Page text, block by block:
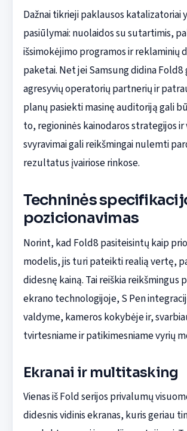
Dažnai tikrieji paklausos katalizatoriai
pasiūlymai: nuolaidos su sutartimis,
išsimokėjimo programos ir reklaminių
paketai. Net jei Samsung didina
agresyvių operatorių partnerių ir
planų pasiekti masinę auditoriją gali
to, regioninės kainodaros strategijos
svyravimai gali reikšmingai nulemti
rezultatus įvairiose rinkose.
Techninės
pozicionavimas
Norint, kad Fold8 pasiteisintų kaip
modelis, jis turi pateikti realią vertę,
didesnę kainą. Tai reiškia reikšmingus
ekrano technologijoje, S Pen
valdyme, kameros kokybėje ir,
tvirtesniame ir patikimesniame vyrių
Ekranai ir multitasking
Vienas iš Fold serijos privalumų
didesnis vidinis ekranas, kuris geriau